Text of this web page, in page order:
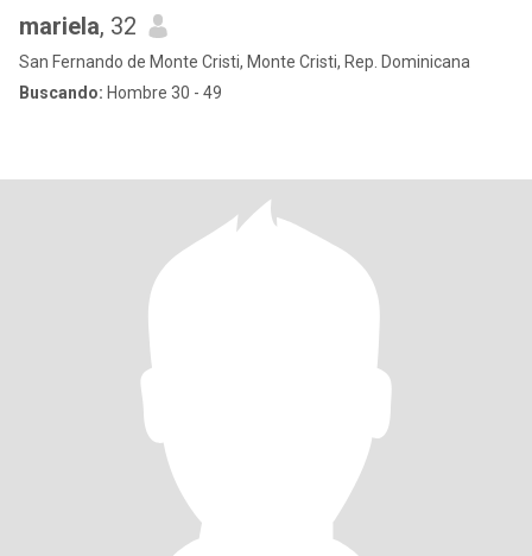
mariela, 32
San Fernando de Monte Cristi, Monte Cristi, Rep. Dominicana
Buscando: Hombre 30 - 49